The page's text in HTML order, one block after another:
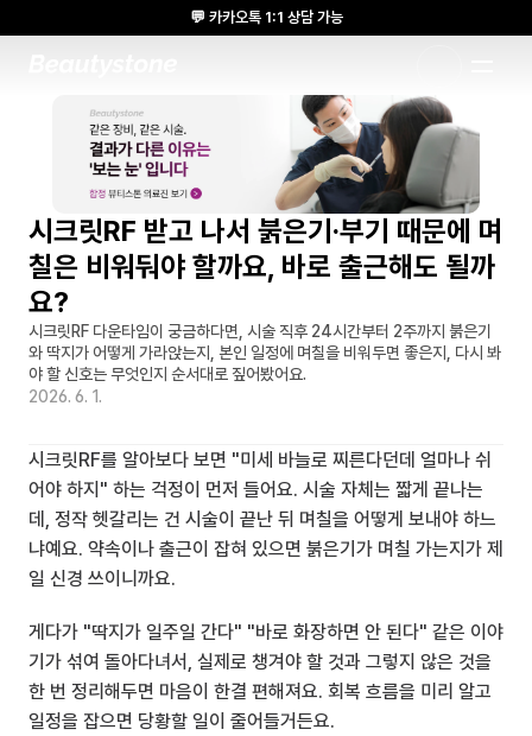
시크릿RF 받고 나서 붉은기·부기 때문에 며
칠은 비워둬야 할까요, 바로 출근해도 될까
요?
시크릿RF 다운타임이 궁금하다면, 시술 직후 24시간부터 2주까지 붉은기
와 딱지가 어떻게 가라앉는지, 본인 일정에 며칠을 비워두면 좋은지, 다시 봐
야 할 신호는 무엇인지 순서대로 짚어봤어요.
2026. 6. 1.
시크릿RF를 알아보다 보면 "미세 바늘로 찌른다던데 얼마나 쉬
어야 하지" 하는 걱정이 먼저 들어요. 시술 자체는 짧게 끝나는
데, 정작 헷갈리는 건 시술이 끝난 뒤 며칠을 어떻게 보내야 하느
냐예요. 약속이나 출근이 잡혀 있으면 붉은기가 며칠 가는지가 제
일 신경 쓰이니까요.
게다가 "딱지가 일주일 간다" "바로 화장하면 안 된다" 같은 이야
기가 섞여 돌아다녀서, 실제로 챙겨야 할 것과 그렇지 않은 것을
한 번 정리해두면 마음이 한결 편해져요. 회복 흐름을 미리 알고
일정을 잡으면 당황할 일이 줄어들거든요.
💬 카카오톡 1:1 상담 가능
🌸 뷰티스톤의원 메디톡스 방콕 Cadaver workshop 참석 🌸